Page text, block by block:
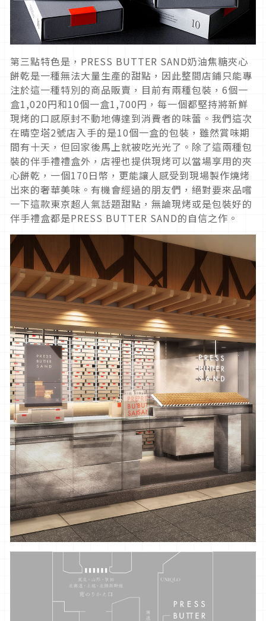
第三點特色是，PRESS BUTTER SAND奶油焦糖夾心
餅乾是一種無法大量生產的甜點，因此整間店鋪只能專
注於這一種特別的商品販賣，目前有兩種包裝，6個一
盒1,020円和10個一盒1,700円，每一個都堅持將新鮮
現烤的口感原封不動地傳達到消費者的味蕾。我們這次
在晴空塔2號店入手的是10個一盒的包裝，雖然賞味期
間有十天，但回家後馬上就被吃光光了。除了這兩種包
裝的伴手禮禮盒外，店裡也提供現烤可以當場享用的夾
心餅乾，一個170日幣，更能讓人感受到現場製作燒烤
出來的奢華美味。有機會經過的朋友們，絕對要來品嚐
一下這款東京超人氣話題甜點，無論現烤或是包裝好的
伴手禮盒都是PRESS BUTTER SAND的自信之作。